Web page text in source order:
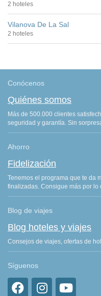
2 hoteles
Vilanova De La Sal
2 hoteles
Conócenos
Quiénes somos
Más de 500.000 clientes
seguridad y garantía. Sin
Ahorro
Fidelización
Tenemos el programa que te da
finalizadas. Consigue más por lo
Blog de viajes
Blog hoteles y viajes
Consejos de viajes, ofertas de
Síguenos